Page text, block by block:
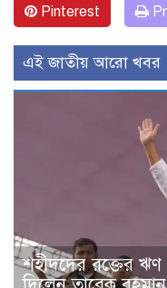
Pinterest
এই জাতীয় আরো খবর
শহীদদের রক্তের